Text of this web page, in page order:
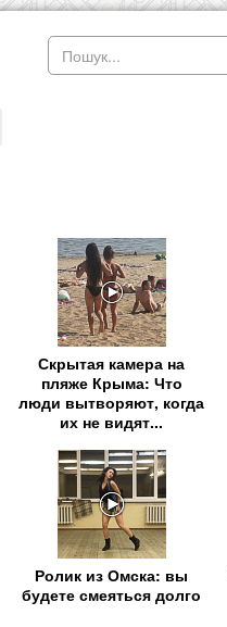
Скрытая камера на
пляже Крыма: Что
люди вытворяют, когда
их не видят...
Ролик из Омска: вы
будете смеяться долго